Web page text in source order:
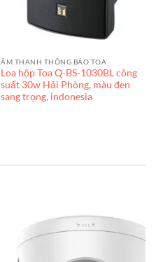
ÂM THANH THÔNG BÁO TOA
Loa hộp Toa Q-BS-1030BL công
suất 30w Hải Phòng, màu đen
sang trọng, indonesia